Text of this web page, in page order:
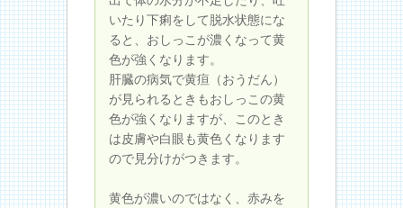
いたり下痢をして脱水状態にな
ると、おしっこが濃くなって黄
色が強くなります。
肝臓の病気で黄疸（おうだん）
が見られるときもおしっこの黄
色が強くなりますが、このとき
は皮膚や白眼も黄色くなります
ので見分けがつきます。
黄色が濃いのではなく、赤みを